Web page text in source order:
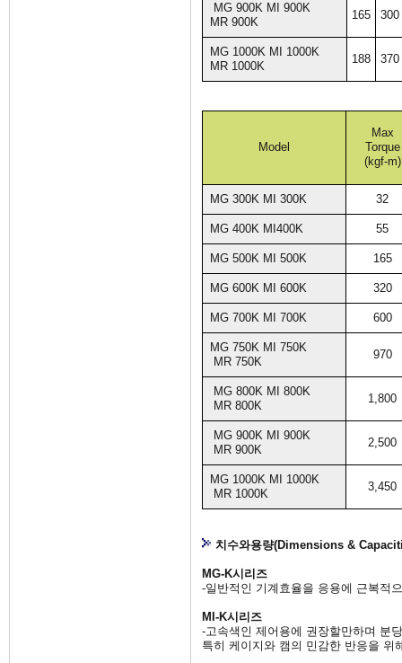
MG 900K MI 900K
MR 900K
165 300
MG 1000K MI 1000K
MR 1000K
188 370
Model
Max
Torque
(kgf-m)
MG 300K MI 300K 32
MG 400K MI400K 55
MG 500K MI 500K 165
MG 600K MI 600K 320
MG 700K MI 700K 600
MG 750K MI 750K
MR 750K
970
MG 800K MI 800K
MR 800K
1,800
MG 900K MI 900K
MR 900K
2,500
MG 1000K MI 1000K
MR 1000K
3,450
치수와용량(Dimensions &
MG-K시리즈
-일반적인 기계효율을 응용에 근복적
MI-K시리즈
-고속색인 제어용에 권장할만하며 분
특히 케이지와 캠의 민감한 반응을 위